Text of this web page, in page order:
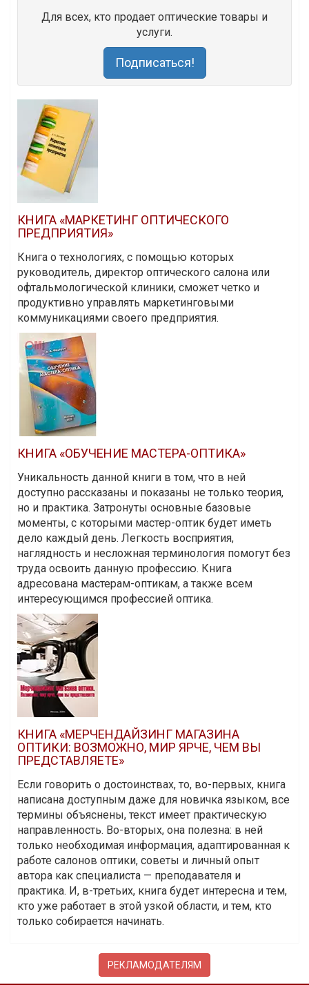
Для всех, кто продает оптические товары и
услуги.
Подписаться!
КНИГА «МАРКЕТИНГ ОПТИЧЕСКОГО
ПРЕДПРИЯТИЯ»
Книга о технологиях, с помощью которых
руководитель, директор оптического салона или
офтальмологической клиники, сможет четко и
продуктивно управлять маркетинговыми
коммуникациями своего предприятия.
КНИГА «ОБУЧЕНИЕ МАСТЕРА-ОПТИКА»
Уникальность данной книги в том, что в ней
доступно рассказаны и показаны не только теория,
но и практика. Затронуты основные базовые
моменты, с которыми мастер-оптик будет иметь
дело каждый день. Легкость восприятия,
наглядность и несложная терминология помогут без
труда освоить данную профессию. Книга
адресована мастерам-оптикам, а также всем
интересующимся профессией оптика.
КНИГА «МЕРЧЕНДАЙЗИНГ МАГАЗИНА
ОПТИКИ: ВОЗМОЖНО, МИР ЯРЧЕ, ЧЕМ ВЫ
ПРЕДСТАВЛЯЕТЕ»
Если говорить о достоинствах, то, во-первых, книга
написана доступным даже для новичка языком, все
термины объяснены, текст имеет практическую
направленность. Во-вторых, она полезна: в ней
только необходимая информация, адаптированная к
работе салонов оптики, советы и личный опыт
автора как специалиста — преподавателя и
практика. И, в-третьих, книга будет интересна и тем,
кто уже работает в этой узкой области, и тем, кто
только собирается начинать.
РЕКЛАМОДАТЕЛЯМ